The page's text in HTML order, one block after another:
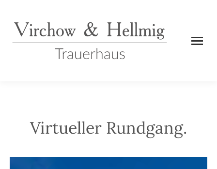
Virtueller Rundgang.